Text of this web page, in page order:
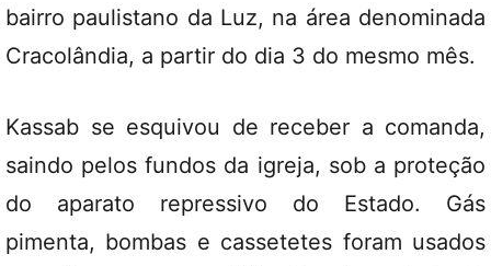
bairro paulistano da Luz, na área denominada
Cracolândia, a partir do dia 3 do mesmo mês.
Kassab se esquivou de receber a comanda,
saindo pelos fundos da igreja, sob a proteção
do aparato repressivo do Estado. Gás
pimenta, bombas e cassetetes foram usados